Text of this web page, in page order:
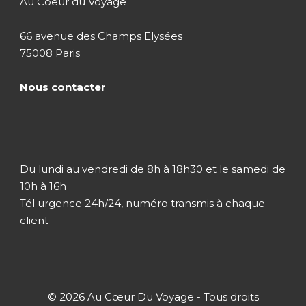
Ile Rodrigues
Itinéraire
correspondant local, qui sera là pour vous
66 avenue des Champs Elysées
75008 Paris
Nous contacter
Du lundi au vendredi de 8h à 18h30 et le samedi de
10h à 16h
Tél urgence 24h/24, numéro transmis à chaque
client
© 2026 Au Cœur Du Voyage - Tous droits